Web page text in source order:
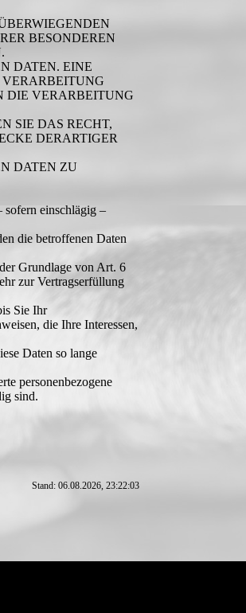
BESONDEREN
DATEN. EINE
DIE VERARBEITUNG
SIE DAS RECHT,
DERARTIGER
DATEN ZU
sofern einschlägig –
die betroffenen Daten
Grundlage von Art. 6
zur Vertragserfüllung
Sie Ihr
die Ihre Interessen,
Daten so lange
personenbezogene
sind.
Stand: 06.08.2026, 23:22:03